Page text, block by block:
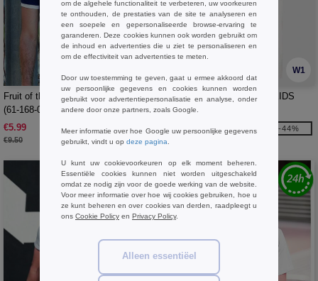
Fruit of the Loom SC245 - Ringer T
(61-168-0)
€5.99
€9.50
-37%
W1
B&C BC151 - EXACT 150 KIDS
€2.89
€5.20
-44%
om de algehele functionaliteit te verbeteren, uw voorkeuren
te onthouden, de prestaties van de site te analyseren en
een soepele en gepersonaliseerde browse-ervaring te
garanderen. Deze cookies kunnen ook worden gebruikt om
de inhoud en advertenties die u ziet te personaliseren en
om de effectiviteit van advertenties te meten.
Door uw toestemming te geven, gaat u ermee akkoord dat
uw persoonlijke gegevens en cookies kunnen worden
gebruikt voor advertentiepersonalisatie en analyse, onder
andere door onze partners, zoals Google.
Meer informatie over hoe Google uw persoonlijke gegevens
gebruikt, vindt u op deze pagina
U kunt uw cookievoorkeuren op elk moment beheren.
Essentiële cookies kunnen niet worden uitgeschakeld
omdat ze nodig zijn voor de goede werking van de website.
Voor meer informatie over hoe wij cookies gebruiken, hoe u
ze kunt beheren en over cookies van derden, raadpleegt u
ons Cookie Policy en Privacy Policy.
Alleen essentiëel